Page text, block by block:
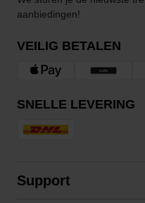
aanbiedingen!
VEILIG BETALEN
SNELLE LEVERING
Support